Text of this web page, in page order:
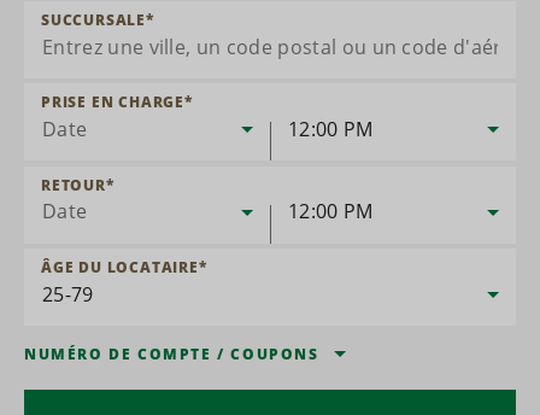
SUCCURSALE*
Date
PRISE EN CHARGE*
12:00 PM
Date
RETOUR*
12:00 PM
ÂGE DU LOCATAIRE*
NUMÉRO DE COMPTE /COUPONS